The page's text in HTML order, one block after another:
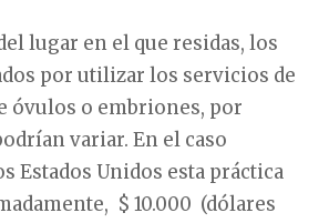
lugar en el que residas, los
por utilizar los servicios de
óvulos o embriones, por
variar. En el caso
Estados Unidos esta práctica
$ 10.000 (dólares